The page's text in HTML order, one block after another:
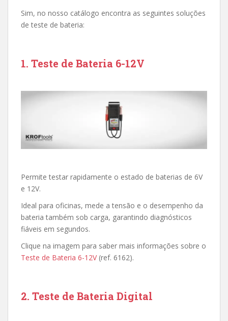
Sim, no nosso catálogo encontra as seguintes soluções
de teste de bateria:
1. Teste de Bateria 6-12V
Permite testar rapidamente o estado de baterias de 6V
e 12V.
Ideal para oficinas, mede a tensão e o desempenho da
bateria também sob carga, garantindo diagnósticos
fiáveis em segundos.
Clique na imagem para saber mais informações sobre o
Teste de Bateria 6-12V(ref. 6162).
2. Teste de Bateria Digital